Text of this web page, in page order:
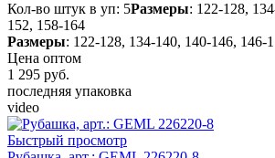
Кол-во штук в уп: 5Размеры: 122-128,
152, 158-164
Размеры: 122-128, 134-140, 140-146, 146-
Цена оптом
1 295 руб.
последняя упаковка
video
Быстрый просмотр